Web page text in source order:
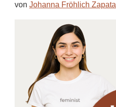
von Johanna Fröhlich Zapata